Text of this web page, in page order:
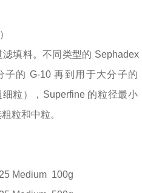
填料。不同类型的
的 G-10 再到用于大分子的
粒），Superfine 的粒径最
粒和中粒。
Medium 100g